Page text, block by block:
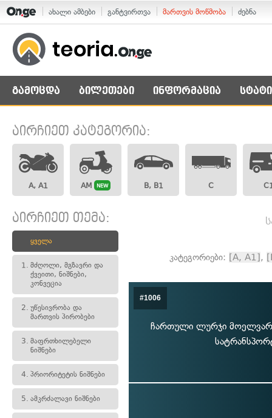
ახალი ამბები განტვირთვა მართვის მოწმობა ძებნა
გამოცდა ბილეთები ინფორმაცია
აირჩიეთ კატეგორია:
A, A1 AM NEW B, B1 C
აირჩიეთ თემა:
ყველა
1. მძღოლი, მგზავრი და
ქვეითი, ნიშნები,
კონვეცია
2. უწესივრობა და
მართვის პირობები
3. მაფრთხილებელი
ნიშნები
4. პრიორიტეტის ნიშნები
5. ამკრძალავი ნიშნები
კატეგორიები: [A, A1],
#1006
ჩართული ლურჯი მოელვარე